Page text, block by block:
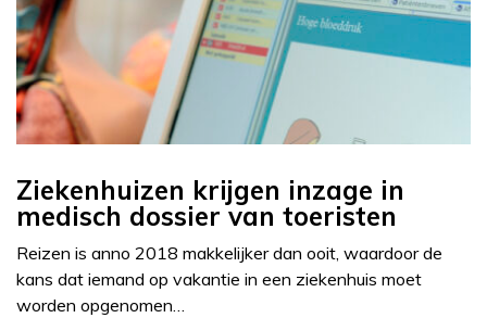
Ziekenhuizen krijgen inzage in
medisch dossier van toeristen
Reizen is anno 2018 makkelijker dan ooit, waardoor de
kans dat iemand op vakantie in een ziekenhuis moet
worden opgenomen…